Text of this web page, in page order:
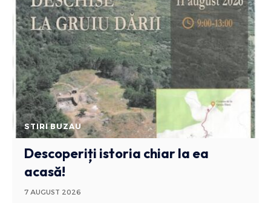
STIRI BUZAU
Descoperiți istoria chiar la ea
acasă!
7 AUGUST 2026